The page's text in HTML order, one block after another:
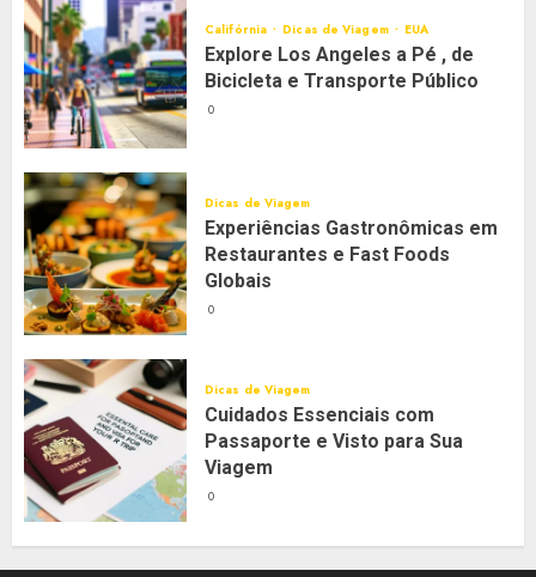
Califórnia Dicas de Viagem EUA
Explore Los Angeles a Pé , de
Bicicleta e Transporte Público
0
Dicas de Viagem
Experiências Gastronômicas em
Restaurantes e Fast Foods
Globais
0
Dicas de Viagem
Cuidados Essenciais com
Passaporte e Visto para Sua
Viagem
0